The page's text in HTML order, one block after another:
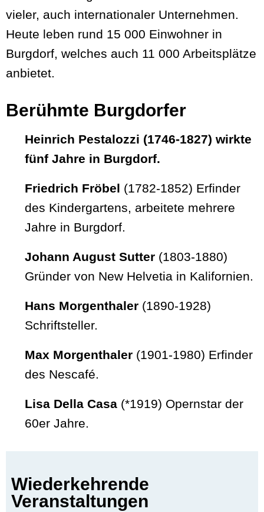
vieler, auch internationaler Unternehmen.
Heute leben rund 15 000 Einwohner in
Burgdorf, welches auch 11 000 Arbeitsplätze
anbietet.
Berühmte Burgdorfer
Heinrich Pestalozzi (1746-1827) wirkte
fünf Jahre in Burgdorf.
Friedrich Fröbel (1782-1852) Erfinder
des Kindergartens, arbeitete mehrere
Jahre in Burgdorf.
Johann August Sutter (1803-1880)
Gründer von New Helvetia in Kalifornien.
Hans Morgenthaler (1890-1928)
Schriftsteller.
Max Morgenthaler (1901-1980) Erfinder
des Nescafé.
Lisa Della Casa (*1919) Opernstar der
60er Jahre.
Wiederkehrende
Veranstaltungen